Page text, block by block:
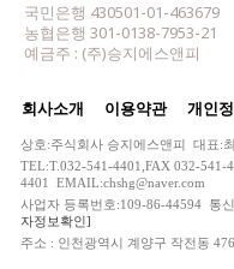
국민은행 430501-01-463679
농협은행 301-0138-7953-21
예금주 : (주)승지에스앤피
회사소개 이용약관 개인
상호:주식회사 승지에스앤피 대표:
TEL:T.032-541-4401,FAX 032-541-
4401 EMAIL:chshg@naver.com
사업자 등록번호:109-86-44594 통
자정보확인]
주소 : 인천광역시 계양구 작전동